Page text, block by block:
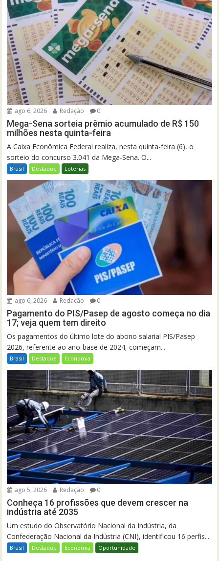
ago 6, 2026 Redação 0
Mega-Sena sorteia prêmio acumulado de R$ 150
milhões nesta quinta-feira
A Caixa Econômica Federal realiza, nesta quinta-feira (6), o
sorteio do concurso 3.041 da Mega-Sena. O...
Brasil Destaque Loterias
ago 6, 2026 Redação 0
Pagamento do PIS/Pasep de agosto começa no dia
17; veja quem tem direito
Os pagamentos do último lote do abono salarial PIS/Pasep
2026, referente ao ano-base de 2024, começam...
Brasil Destaque Economia
ago 5, 2026 Redação 0
Conheça 16 profissões que devem crescer na
indústria até 2035
Um estudo do Observatório Nacional da Indústria, da
Confederação Nacional da Indústria (CNI), identificou 16 perfis...
Brasil Destaque Economia Oportunidade